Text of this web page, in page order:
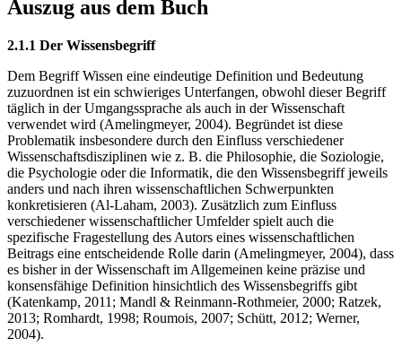
Auszug aus dem Buch
2.1.1 Der Wissensbegriff
Dem Begriff Wissen eine eindeutige Definition und Bedeutung
zuzuordnen ist ein schwieriges Unterfangen, obwohl dieser Begriff
täglich in der Umgangssprache als auch in der Wissenschaft
verwendet wird (Amelingmeyer, 2004). Begründet ist diese
Problematik insbesondere durch den Einfluss verschiedener
Wissenschaftsdisziplinen wie z. B. die Philosophie, die Soziologie,
die Psychologie oder die Informatik, die den Wissensbegriff jeweils
anders und nach ihren wissenschaftlichen Schwerpunkten
konkretisieren (Al-Laham, 2003). Zusätzlich zum Einfluss
verschiedener wissenschaftlicher Umfelder spielt auch die
spezifische Fragestellung des Autors eines wissenschaftlichen
Beitrags eine entscheidende Rolle darin (Amelingmeyer, 2004), dass
es bisher in der Wissenschaft im Allgemeinen keine präzise und
konsensfähige Definition hinsichtlich des Wissensbegriffs gibt
(Katenkamp, 2011; Mandl & Reinmann-Rothmeier, 2000; Ratzek,
2013; Romhardt, 1998; Roumois, 2007; Schütt, 2012; Werner,
2004).